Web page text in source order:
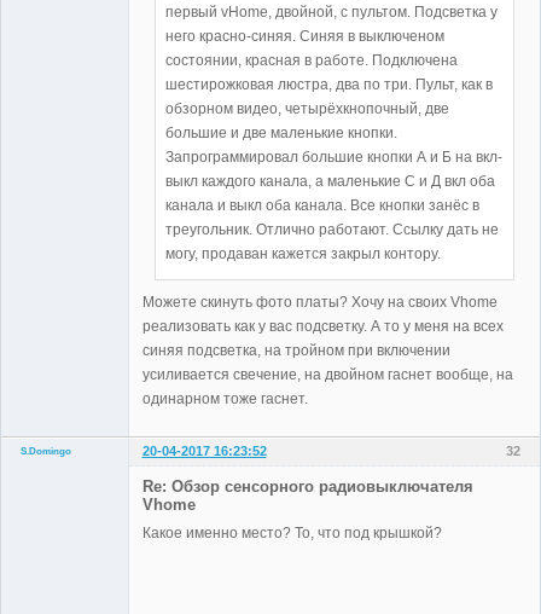
первый vHome, двойной, с пультом. Подсветка у
него красно-синяя. Синяя в выключеном
состоянии, красная в работе. Подключена
шестирожковая люстра, два по три. Пульт, как в
обзорном видео, четырёхкнопочный, две
большие и две маленькие кнопки.
Запрограммировал большие кнопки А и Б на вкл-
выкл каждого канала, а маленькие С и Д вкл оба
канала и выкл оба канала. Все кнопки занёс в
треугольник. Отлично работают. Ссылку дать не
могу, продаван кажется закрыл контору.
Можете скинуть фото платы? Хочу на своих Vhome
реализовать как у вас подсветку. А то у меня на всех
синяя подсветка, на тройном при включении
усиливается свечение, на двойном гаснет вообще, на
одинарном тоже гаснет.
32
S.Domingo
20-04-2017 16:23:52
Re: Обзор сенсорного радиовыключателя
Vhome
Какое именно место? То, что под крышкой?